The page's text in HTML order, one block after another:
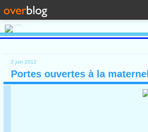
2 juin 2012
Portes ouvertes à la